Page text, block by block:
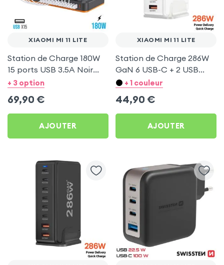
XIAOMI MI 11 LITE
Station de Charge 180W
15 ports USB 3.5A Noir
pour Xiaomi Mi 11 Lite
+ 3 option
69,90 €
AJOUTER
XIAOMI MI 11 LITE
Station de Charge 286W
GaN 6 USB-C + 2 USB
Blanc pour Xiaomi Mi 11
+ 1 couleur
44,90 €
AJOUTER